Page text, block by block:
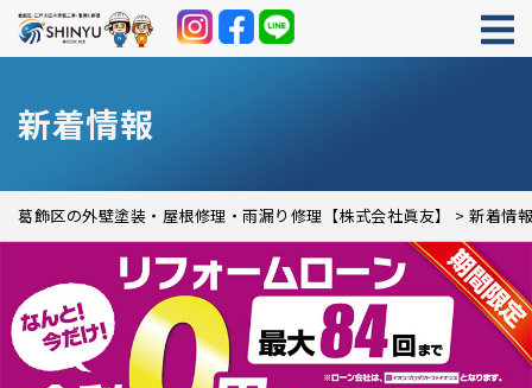
新着情報
葛飾区の外壁塗装・屋根修理・雨漏り修理【株式会社眞友】 > 新着情報